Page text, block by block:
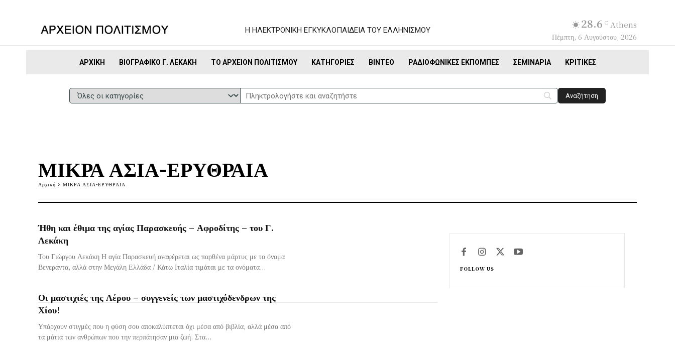
Η ΗΛΕΚΤΡΟΝΙΚΗ ΕΓΚΥΚΛΟΠΑΙΔΕΙΑ ΤΟΥ ΕΛΛΗΝΙΣΜΟΥ 28.6 C Athens
Πέμπτη, 6 Αυγούστου, 2026
ΑΡΧΙΚΉ ΒΙΟΓΡΑΦΙΚΌ Γ. ΛΕΚΆΚΗ ΤΟ ΑΡΧΕΊΟΝ ΠΟΛΙΤΙΣΜΟΎ ΚΑΤΗΓΟΡΊΕΣ ΒΊΝΤΕΟ ΡΑΔΙΟΦΩΝΙΚΈΣ ΕΚΠΟΜΠΈΣ ΣΕΜΙΝΆΡΙΑ ΚΡΙΤΙΚΈΣ
ΜΙΚΡΑ ΑΣΙΑ-ΕΡΥΘΡΑΙΑ
Αρχική ΜΙΚΡΑ ΑΣΙΑ-ΕΡΥΘΡΑΙΑ
Ήθη και έθιμα της αγίας Παρασκευής – Αφροδίτης – του Γ.
Λεκάκη
Του Γιώργου Λεκάκη Η αγία Παρασκευή αναφέρεται ως παρθένα μάρτυς με το όνομα
Βενεράντα, αλλά στην Μεγάλη Ελλάδα / Κάτω Ιταλία τιμάται με τα ονόματα...
Οι μαστιχιές της Λέρου – συγγενείς των μαστιχόδενδρων της
Χίου!
Υπάρχουν στιγμές που η φύση σου αποκαλύπτεται όχι μέσα από βιβλία, αλλά μέσα από
τα μάτια των ανθρώπων που την περπάτησαν μια ζωή. Στα...
FOLLOW US